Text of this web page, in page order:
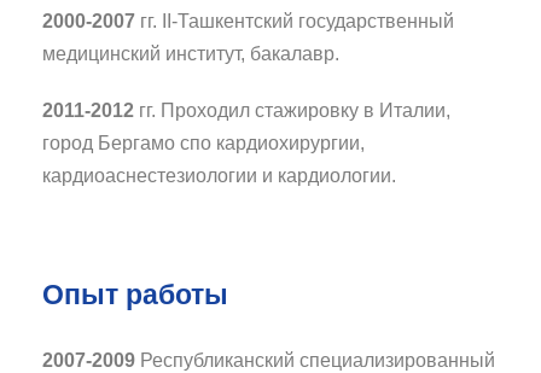
2000-2007 гг. II-Ташкентский государственный
медицинский институт, бакалавр.
2011-2012 гг. Проходил стажировку в Италии,
город Бергамо спо кардиохирургии,
кардиоаснестезиологии и кардиологии.
Опыт работы
2007-2009 Республиканский специализированный